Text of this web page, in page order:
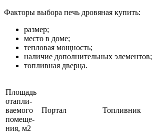
Факторы выбора печь дровяная купить:
размер;
место в доме;
тепловая мощность;
наличие дополнительных элементов;
топливная дверца.
Площадь
отапли­
ваемого
помеще­
ния, м2
Портал Топливник